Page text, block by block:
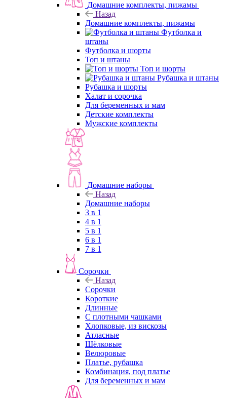
Домашние комплекты, пижамы
Назад
Домашние комплекты, пижамы
Футболка и
штаны
Футболка и шорты
Топ и штаны
Топ и шорты
Рубашка и штаны
Рубашка и шорты
Халат и сорочка
Для беременных и мам
Детские комплекты
Мужские комплекты
Домашние наборы
Назад
Домашние наборы
3 в 1
4 в 1
5 в 1
6 в 1
7 в 1
Сорочки
Назад
Сорочки
Короткие
Длинные
С плотными чашками
Хлопковые, из вискозы
Атласные
Шёлковые
Велюровые
Платье, рубашка
Комбинация, под платье
Для беременных и мам